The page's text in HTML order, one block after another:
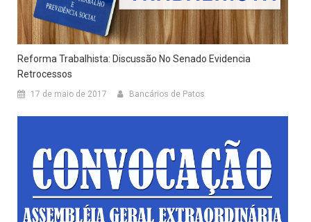
Reforma Trabalhista: Discussão No Senado Evidencia
Retrocessos
17 de maio de 2017 Bancários de Patos